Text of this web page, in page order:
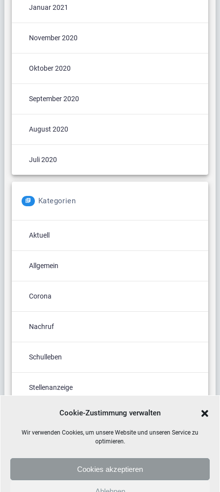
Cookie-Zustimmung verwalten
Wir verwenden Cookies, um unsere Website und unseren Service zu
optimieren.
Cookies akzeptieren
Januar 2021
November 2020
Oktober 2020
September 2020
August 2020
Juli 2020
Kategorien
Aktuell
Allgemein
Corona
Nachruf
Schulleben
Stellenanzeige